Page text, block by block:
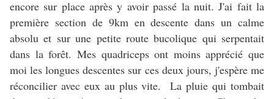
encore sur place après y avoir passé la nuit. J'ai fait la
première section de 9km en descente dans un calme
absolu et sur une petite route bucolique qui serpentait
dans la forêt. Mes quadriceps ont moins apprécié que
moi les longues descentes sur ces deux jours, j'espère me
réconcilier avec eux au plus vite. La pluie qui tombait